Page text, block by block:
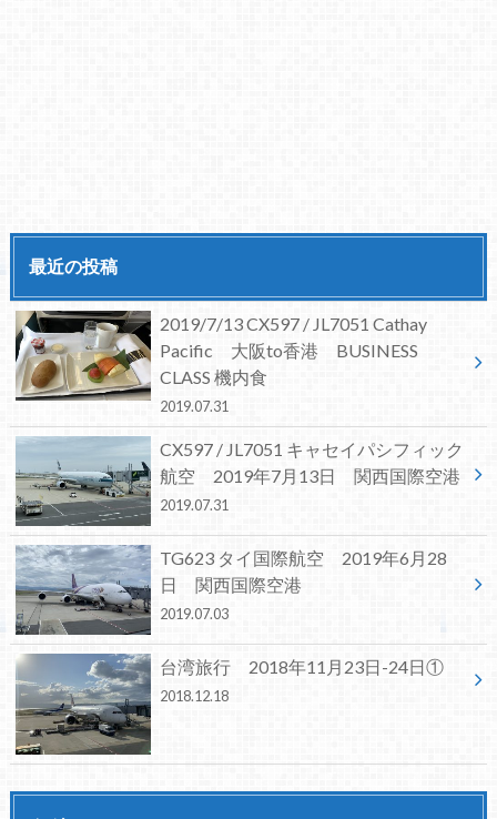
最近の投稿
2019/7/13 CX597 / JL7051 Cathay
Pacific 大阪to香港 BUSINESS
CLASS 機内食
2019.07.31
CX597 / JL7051 キャセイパシフィック
航空 2019年7月13日 関西国際空港
2019.07.31
TG623 タイ国際航空 2019年6月28
日 関西国際空港
2019.07.03
台湾旅行 2018年11月23日-24日①
2018.12.18